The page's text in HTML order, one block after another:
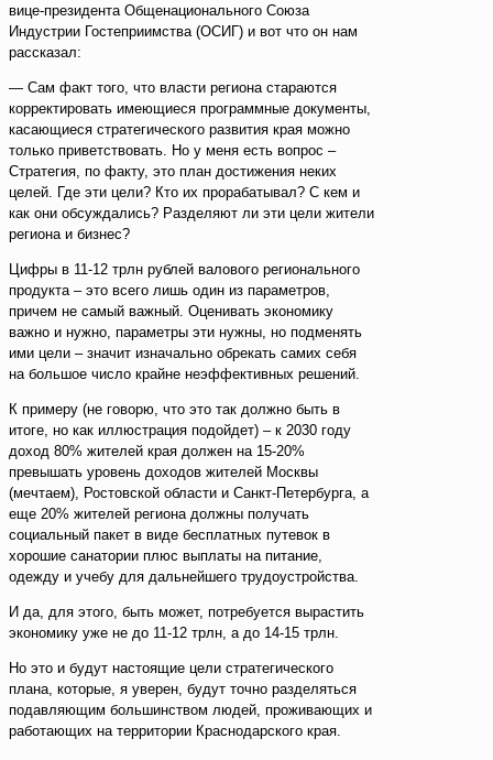
вице-президента Общенационального Союза
Индустрии Гостеприимства (ОСИГ) и вот что он нам
рассказал:
— Сам факт того, что власти региона стараются
корректировать имеющиеся программные документы,
касающиеся стратегического развития края можно
только приветствовать. Но у меня есть вопрос –
Стратегия, по факту, это план достижения неких
целей. Где эти цели? Кто их прорабатывал? С кем и
как они обсуждались? Разделяют ли эти цели жители
региона и бизнес?
Цифры в 11-12 трлн рублей валового регионального
продукта – это всего лишь один из параметров,
причем не самый важный. Оценивать экономику
важно и нужно, параметры эти нужны, но подменять
ими цели – значит изначально обрекать самих себя
на большое число крайне неэффективных решений.
К примеру (не говорю, что это так должно быть в
итоге, но как иллюстрация подойдет) – к 2030 году
доход 80% жителей края должен на 15-20%
превышать уровень доходов жителей Москвы
(мечтаем), Ростовской области и Санкт-Петербурга, а
еще 20% жителей региона должны получать
социальный пакет в виде бесплатных путевок в
хорошие санатории плюс выплаты на питание,
одежду и учебу для дальнейшего трудоустройства.
И да, для этого, быть может, потребуется вырастить
экономику уже не до 11-12 трлн, а до 14-15 трлн.
Но это и будут настоящие цели стратегического
плана, которые, я уверен, будут точно разделяться
подавляющим большинством людей, проживающих и
работающих на территории Краснодарского края.